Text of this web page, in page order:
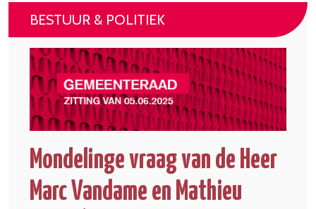
Leven in Oudergem
In 1 klik
BESTUUR & POLITIEK
Mondelinge vraag van de Heer
Marc Vandame en Mathieu